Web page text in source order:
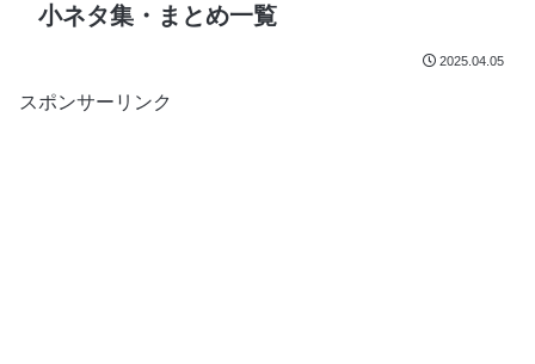
小ネタ集・まとめ一覧
2025.04.05
スポンサーリンク